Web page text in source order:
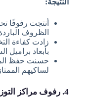
أنتجت رفوفًا
الظروف
زادت كفاءة
بأبعاد براميل
حسنت حفظ
لساكيهم
4. رفوف مراكز التوزيع لعلامة بيرة عالمية